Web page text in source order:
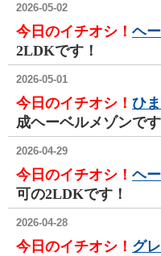
2026-05-02
今日のイチオシ！ ヘ
2LDKです！
2026-05-01
今日のイチオシ！ ひ
成ヘーベルメゾンです
2026-04-29
今日のイチオシ！ ヘ
可の2LDKです！
2026-04-28
今日のイチオシ！ グ